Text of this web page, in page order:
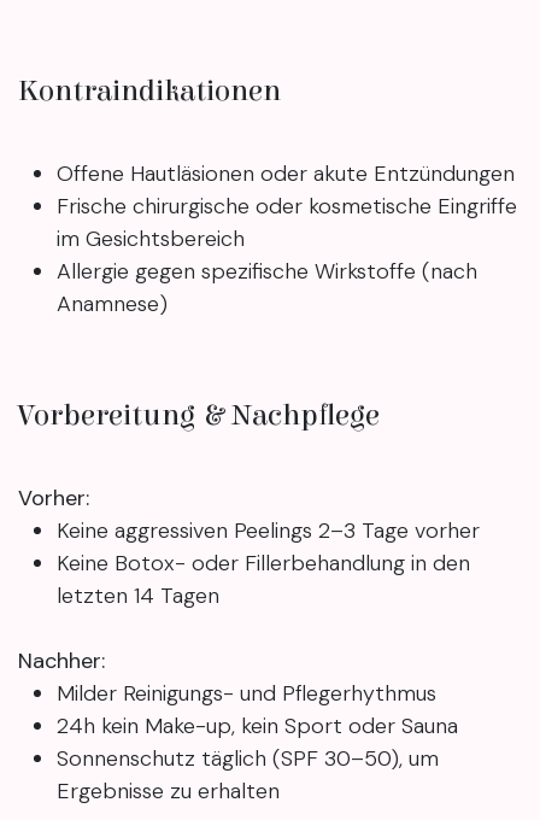
Kontraindikationen
Offene Hautläsionen oder akute Entzündungen
Frische chirurgische oder kosmetische Eingriffe
im Gesichtsbereich
Allergie gegen spezifische Wirkstoffe (nach
Anamnese)
Vorbereitung & Nachpflege
Vorher:
Keine aggressiven Peelings 2–3 Tage vorher
Keine Botox- oder Fillerbehandlung in den
letzten 14 Tagen
Nachher:
Milder Reinigungs- und Pflegerhythmus
24h kein Make-up, kein Sport oder Sauna
Sonnenschutz täglich (SPF 30–50), um
Ergebnisse zu erhalten